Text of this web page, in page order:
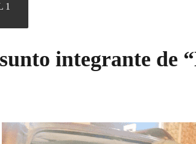
1
integrante de